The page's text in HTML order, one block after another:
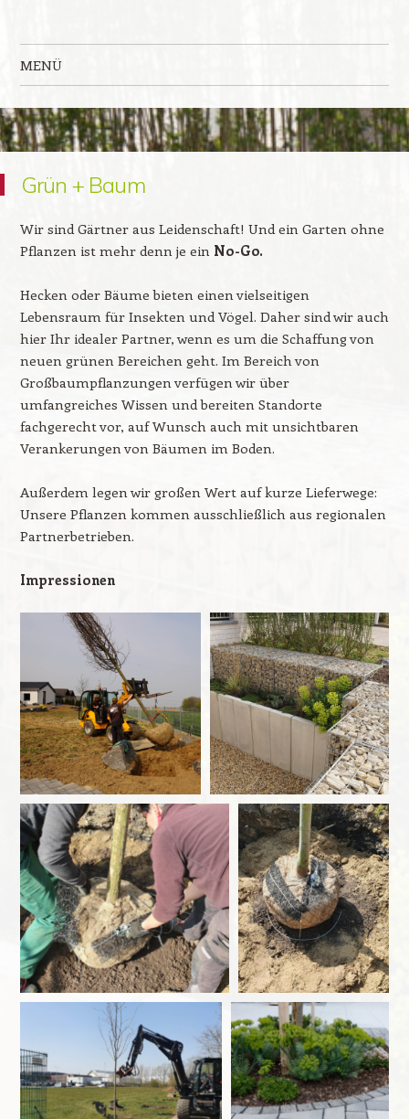
Dortants
MENÜ
Grün + Baum
Wir sind Gärtner aus Leidenschaft! Und ein Garten ohne
Pflanzen ist mehr denn je ein No-Go.
Hecken oder Bäume bieten einen vielseitigen
Lebensraum für Insekten und Vögel. Daher sind wir auch
hier Ihr idealer Partner, wenn es um die Schaffung von
neuen grünen Bereichen geht. Im Bereich von
Großbaumpflanzungen verfügen wir über
umfangreiches Wissen und bereiten Standorte
fachgerecht vor, auf Wunsch auch mit unsichtbaren
Verankerungen von Bäumen im Boden.
Außerdem legen wir großen Wert auf kurze Lieferwege:
Unsere Pflanzen kommen ausschließlich aus regionalen
Partnerbetrieben.
Impressionen